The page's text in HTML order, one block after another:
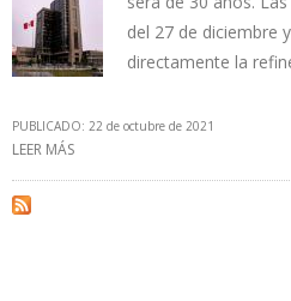
del 27 de diciembre
directamente la
PUBLICADO: 22 de octubre de 2021
LEER MÁS